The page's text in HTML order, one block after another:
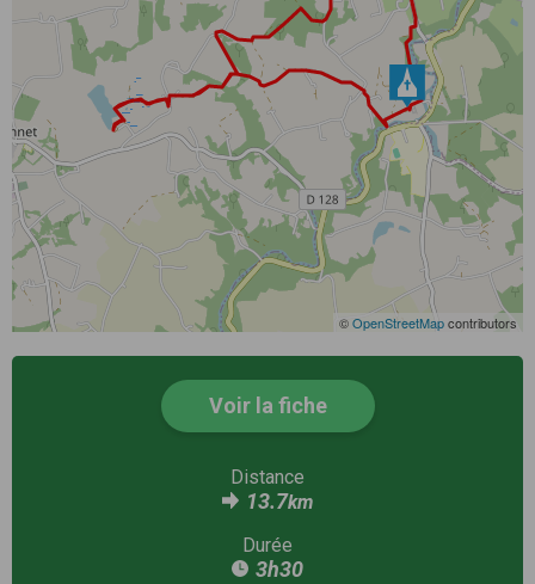
©OpenStreetMapcontributors
Voir la fiche
Distance
13.7km
Durée
3h30